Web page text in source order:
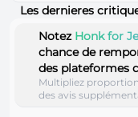
Les dernieres
Notez Honk for
chance de
des plateformes
Multipliez
des avis